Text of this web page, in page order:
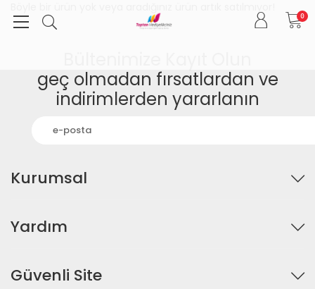
0
geç olmadan fırsatlardan ve
indirimlerden yararlanın
Kurumsal
Yardım
Güvenli Site